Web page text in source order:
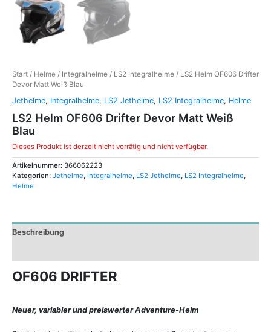
Start / Helme / Integralhelme / LS2 Integralhelme / LS2 Helm OF606 Drifter
Devor Matt Weiß Blau
Jethelme, Integralhelme, LS2 Jethelme, LS2 Integralhelme, Helme
LS2 Helm OF606 Drifter Devor Matt Weiß
Blau
Dieses Produkt ist derzeit nicht vorrätig und nicht verfügbar.
Artikelnummer: 366062223
Kategorien: Jethelme, Integralhelme, LS2 Jethelme, LS2 Integralhelme,
Helme
Beschreibung
OF606 DRIFTER
Neuer, variabler und preiswerter Adventure-Helm